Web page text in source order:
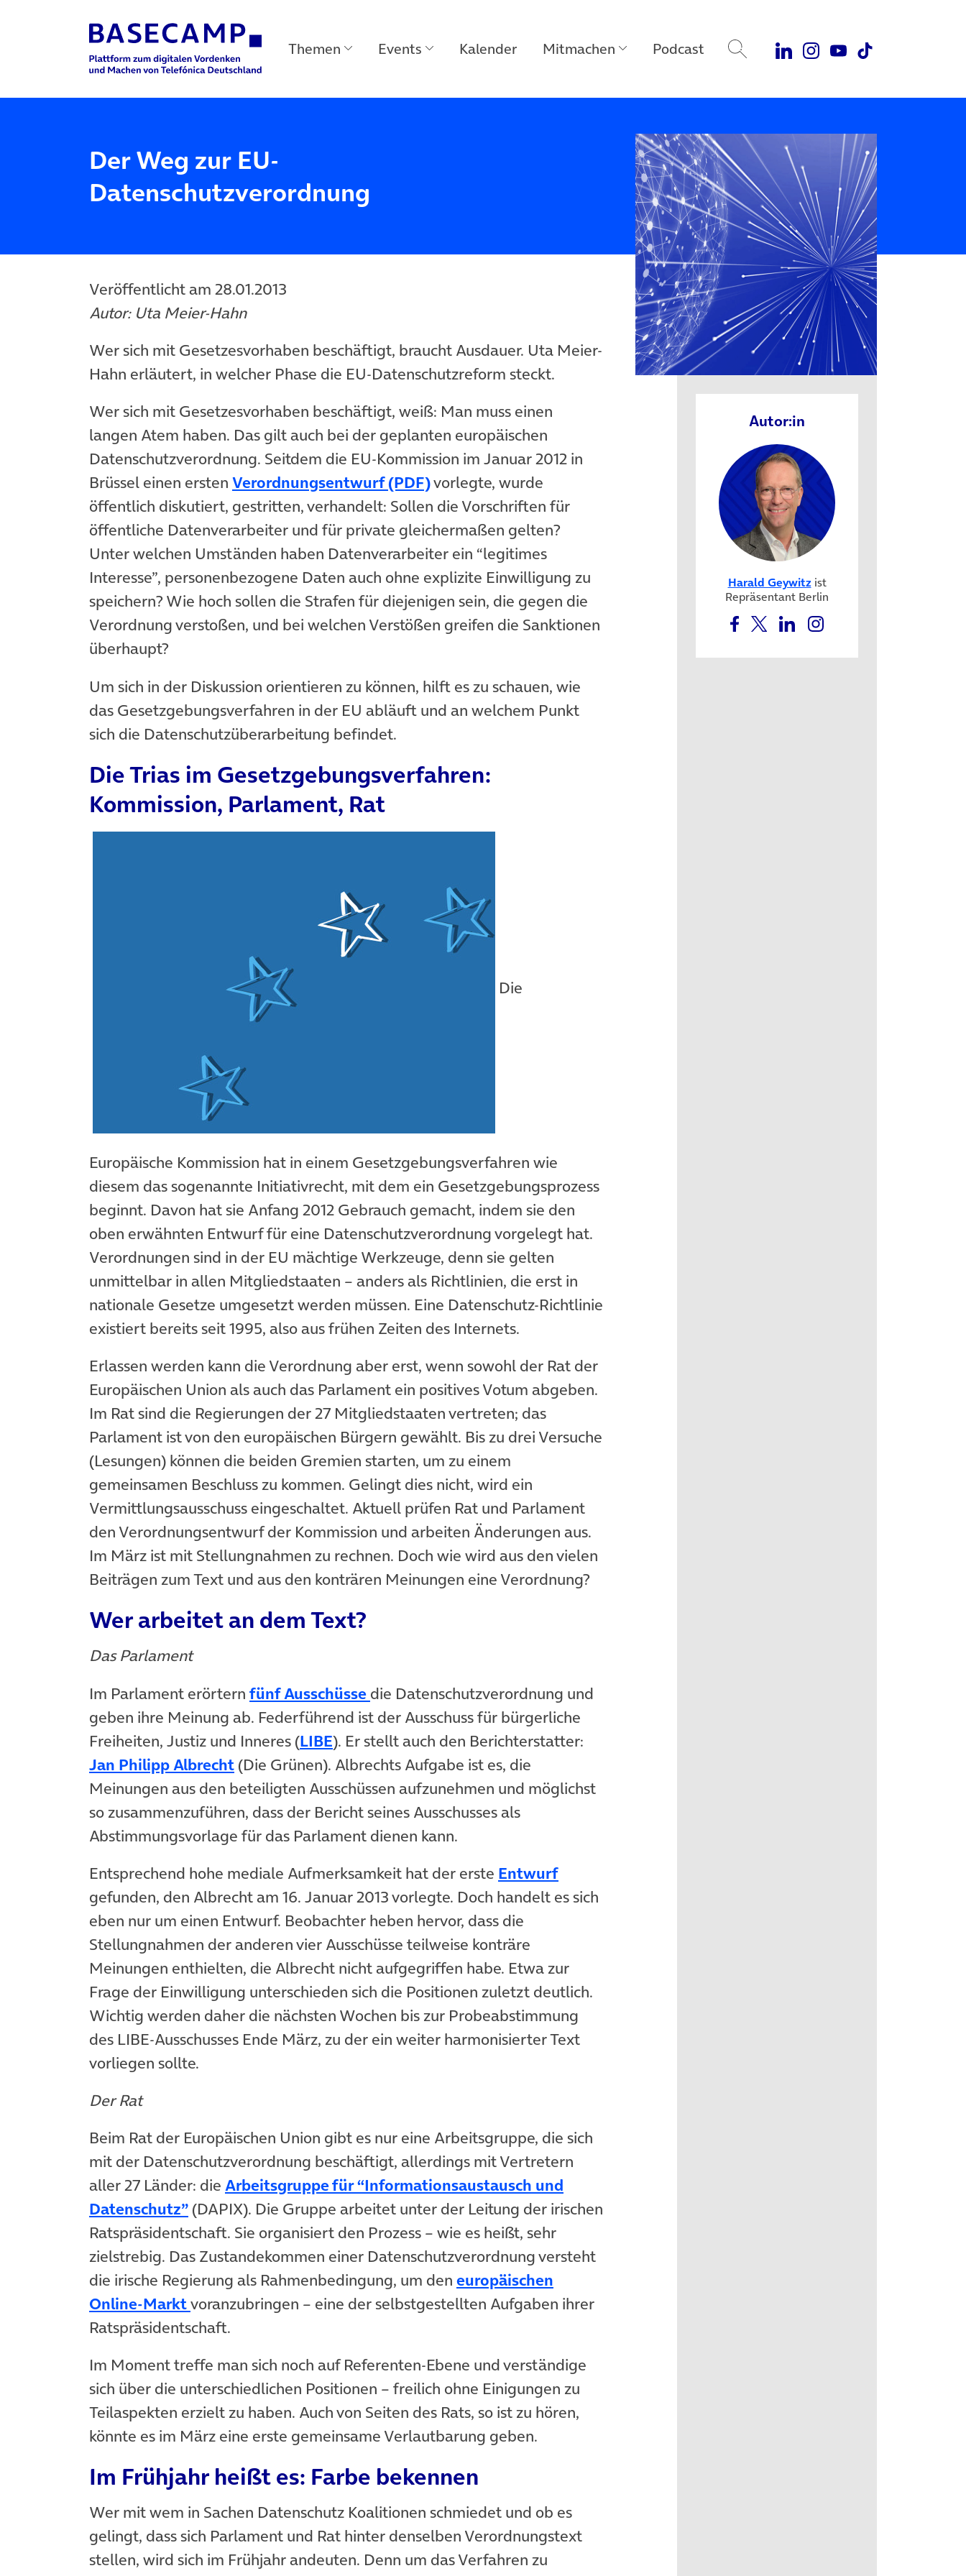
Main Navigation Themen Events Kalender Mitmachen Podcast
Der Weg zur EU-
Datenschutzverordnung
Veröffentlicht am 28.01.2013
Autor: Uta Meier-Hahn
Wer sich mit Gesetzesvorhaben beschäftigt, braucht Ausdauer. Uta Meier-
Hahn erläutert, in welcher Phase die EU-Datenschutzreform steckt.
Wer sich mit Gesetzesvorhaben beschäftigt, weiß: Man muss einen
langen Atem haben. Das gilt auch bei der geplanten europäischen
Datenschutzverordnung. Seitdem die EU-Kommission im Januar 2012 in
Brüssel einen ersten Verordnungsentwurf (PDF)vorlegte, wurde
öffentlich diskutiert, gestritten, verhandelt: Sollen die Vorschriften für
öffentliche Datenverarbeiter und für private gleichermaßen gelten?
Unter welchen Umständen haben Datenverarbeiter ein “legitimes
Interesse”, personenbezogene Daten auch ohne explizite Einwilligung zu
speichern? Wie hoch sollen die Strafen für diejenigen sein, die gegen die
Verordnung verstoßen, und bei welchen Verstößen greifen die Sanktionen
überhaupt?
Um sich in der Diskussion orientieren zu können, hilft es zu schauen, wie
das Gesetzgebungsverfahren in der EU abläuft und an welchem Punkt
sich die Datenschutzüberarbeitung befindet.
Die Trias im Gesetzgebungsverfahren:
Kommission, Parlament, Rat
Die
Europäische Kommission hat in einem Gesetzgebungsverfahren wie
diesem das sogenannte Initiativrecht, mit dem ein Gesetzgebungsprozess
beginnt. Davon hat sie Anfang 2012 Gebrauch gemacht, indem sie den
oben erwähnten Entwurf für eine Datenschutzverordnung vorgelegt hat.
Verordnungen sind in der EU mächtige Werkzeuge, denn sie gelten
unmittelbar in allen Mitgliedstaaten – anders als Richtlinien, die erst in
nationale Gesetze umgesetzt werden müssen. Eine Datenschutz-Richtlinie
existiert bereits seit 1995, also aus frühen Zeiten des Internets.
Erlassen werden kann die Verordnung aber erst, wenn sowohl der Rat der
Europäischen Union als auch das Parlament ein positives Votum abgeben.
Im Rat sind die Regierungen der 27 Mitgliedstaaten vertreten; das
Parlament ist von den europäischen Bürgern gewählt. Bis zu drei Versuche
(Lesungen) können die beiden Gremien starten, um zu einem
gemeinsamen Beschluss zu kommen. Gelingt dies nicht, wird ein
Vermittlungsausschuss eingeschaltet. Aktuell prüfen Rat und Parlament
den Verordnungsentwurf der Kommission und arbeiten Änderungen aus.
Im März ist mit Stellungnahmen zu rechnen. Doch wie wird aus den vielen
Beiträgen zum Text und aus den konträren Meinungen eine Verordnung?
Wer arbeitet an dem Text?
Das Parlament
Im Parlament erörtern fünf Ausschüsse die Datenschutzverordnung und
geben ihre Meinung ab. Federführend ist der Ausschuss für bürgerliche
Freiheiten, Justiz und Inneres (LIBE). Er stellt auch den Berichterstatter:
Jan Philipp Albrecht (Die Grünen). Albrechts Aufgabe ist es, die
Meinungen aus den beteiligten Ausschüssen aufzunehmen und möglichst
so zusammenzuführen, dass der Bericht seines Ausschusses als
Abstimmungsvorlage für das Parlament dienen kann.
Entsprechend hohe mediale Aufmerksamkeit hat der erste Entwurf
gefunden, den Albrecht am 16. Januar 2013 vorlegte. Doch handelt es sich
eben nur um einen Entwurf. Beobachter heben hervor, dass die
Stellungnahmen der anderen vier Ausschüsse teilweise konträre
Meinungen enthielten, die Albrecht nicht aufgegriffen habe. Etwa zur
Frage der Einwilligung unterschieden sich die Positionen zuletzt deutlich.
Wichtig werden daher die nächsten Wochen bis zur Probeabstimmung
des LIBE-Ausschusses Ende März, zu der ein weiter harmonisierter Text
vorliegen sollte.
Der Rat
Beim Rat der Europäischen Union gibt es nur eine Arbeitsgruppe, die sich
mit der Datenschutzverordnung beschäftigt, allerdings mit Vertretern
aller 27 Länder: die Arbeitsgruppe für “Informationsaustausch und
Datenschutz” (DAPIX). Die Gruppe arbeitet unter der Leitung der irischen
Ratspräsidentschaft. Sie organisiert den Prozess – wie es heißt, sehr
zielstrebig. Das Zustandekommen einer Datenschutzverordnung versteht
die irische Regierung als Rahmenbedingung, um den europäischen
Online-Marktvoranzubringen – eine der selbstgestellten Aufgaben ihrer
Ratspräsidentschaft.
Im Moment treffe man sich noch auf Referenten-Ebene und verständige
sich über die unterschiedlichen Positionen – freilich ohne Einigungen zu
Teilaspekten erzielt zu haben. Auch von Seiten des Rats, so ist zu hören,
könnte es im März eine erste gemeinsame Verlautbarung geben.
Im Frühjahr heißt es: Farbe bekennen
Wer mit wem in Sachen Datenschutz Koalitionen schmiedet und ob es
gelingt, dass sich Parlament und Rat hinter denselben Verordnungstext
stellen, wird sich im Frühjahr andeuten. Denn um das Verfahren zu
Autor:in
Harald Geywitzist
Repräsentant Berlin